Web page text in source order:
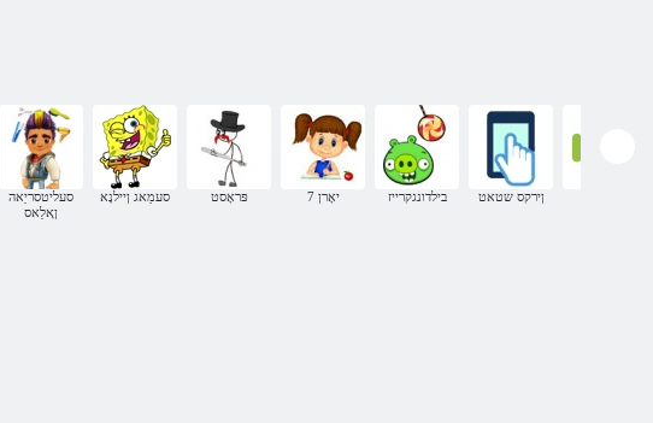
סעליטסריַאה
ןָאלַאס
סעמַאג ןיילנָא פּראָסט 7 יאָרן בילדונגקרייז ןירקס שטאט